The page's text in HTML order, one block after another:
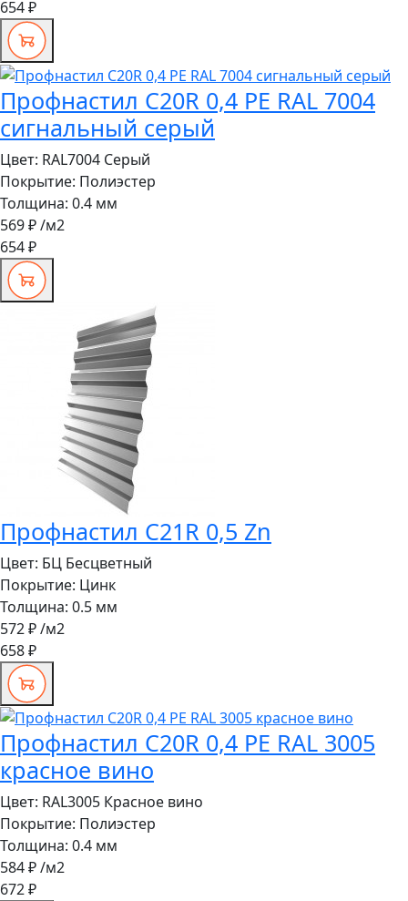
654 ₽
Профнастил C20R 0,4 PE RAL 7004
сигнальный серый
Цвет: RAL7004 Серый
Покрытие: Полиэстер
Толщина: 0.4 мм
569 ₽/м2
654 ₽
Профнастил C21R 0,5 Zn
Цвет: БЦ Бесцветный
Покрытие: Цинк
Толщина: 0.5 мм
572 ₽/м2
658 ₽
Профнастил C20R 0,4 PE RAL 3005
красное вино
Цвет: RAL3005 Красное вино
Покрытие: Полиэстер
Толщина: 0.4 мм
584 ₽/м2
672 ₽